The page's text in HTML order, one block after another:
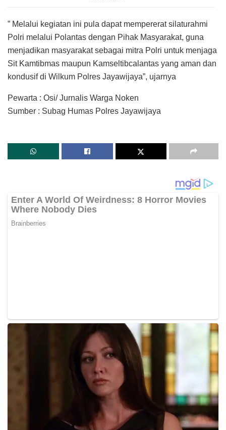
” Melalui kegiatan ini pula dapat mempererat silaturahmi
Polri melalui Polantas dengan Pihak Masyarakat, guna
menjadikan masyarakat sebagai mitra Polri untuk menjaga
Sit Kamtibmas maupun Kamseltibcalantas yang aman dan
kondusif di Wilkum Polres Jayawijaya”, ujarnya
Pewarta : Osi/ Jurnalis Warga Noken
Sumber : Subag Humas Polres Jayawijaya